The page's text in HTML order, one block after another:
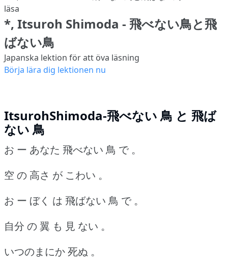
*, Itsuroh Shimoda - 飛べない鳥と飛
ばない鳥
Japanska lektion för att öva läsning
Börja lära dig lektionen nu
ItsurohShimoda-飛べない 鳥 と 飛ば
ない 鳥
お ー あなた 飛べない 鳥 で 。
空 の 高さ が こわい 。
お ー ぼく は 飛ばない 鳥 で 。
自分 の 翼 も 見 ない 。
いつのまにか 死ぬ 。